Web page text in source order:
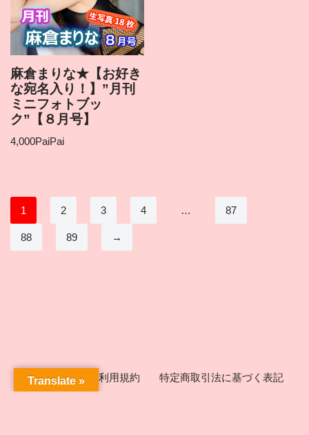
麻倉まりな★【お好き
な宛名入り！】”月刊
ミニフォトブッ
ク”【８月号】
4,000PaiPai
1 2 3 4 … 87
88 89 →
ICHIGEKIとは 利用規約 特定商取引法に基づく表記
Translate »